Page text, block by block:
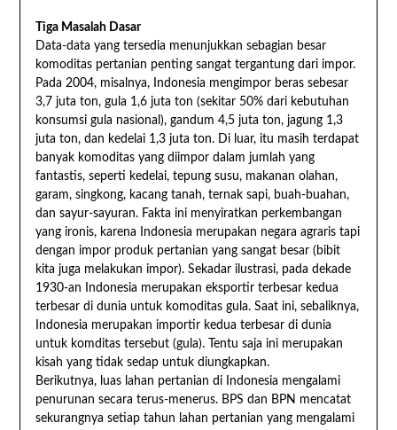
Tiga Masalah Dasar
Data-data yang tersedia menunjukkan sebagian besar
komoditas pertanian penting sangat tergantung dari impor.
Pada 2004, misalnya, Indonesia mengimpor beras sebesar
3,7 juta ton, gula 1,6 juta ton (sekitar 50% dari kebutuhan
konsumsi gula nasional), gandum 4,5 juta ton, jagung 1,3
juta ton, dan kedelai 1,3 juta ton. Di luar, itu masih terdapat
banyak komoditas yang diimpor dalam jumlah yang
fantastis, seperti kedelai, tepung susu, makanan olahan,
garam, singkong, kacang tanah, ternak sapi, buah-buahan,
dan sayur-sayuran. Fakta ini menyiratkan perkembangan
yang ironis, karena Indonesia merupakan negara agraris tapi
dengan impor produk pertanian yang sangat besar (bibit
kita juga melakukan impor). Sekadar ilustrasi, pada dekade
1930-an Indonesia merupakan eksportir terbesar kedua
terbesar di dunia untuk komoditas gula. Saat ini, sebaliknya,
Indonesia merupakan importir kedua terbesar di dunia
untuk komditas tersebut (gula). Tentu saja ini merupakan
kisah yang tidak sedap untuk diungkapkan.
Berikutnya, luas lahan pertanian di Indonesia mengalami
penurunan secara terus-menerus. BPS dan BPN mencatat
sekurangnya setiap tahun lahan pertanian yang mengalami